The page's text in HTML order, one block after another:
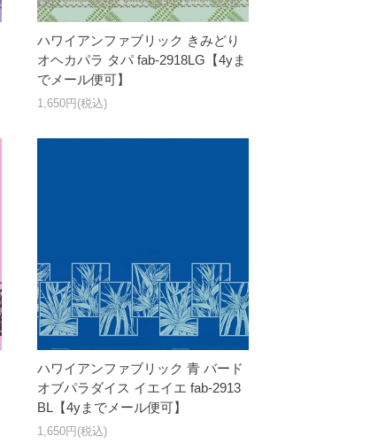
ハワイアンファブリック きみどり
オヘカパラ タパ fab-2918LG【4yま
でメール便可】
1,650円(税込)
ハワイアンファブリック 青 バード
オブパラダイス イエイエ fab-2913
BL【4yまでメール便可】
1,650円(税込)